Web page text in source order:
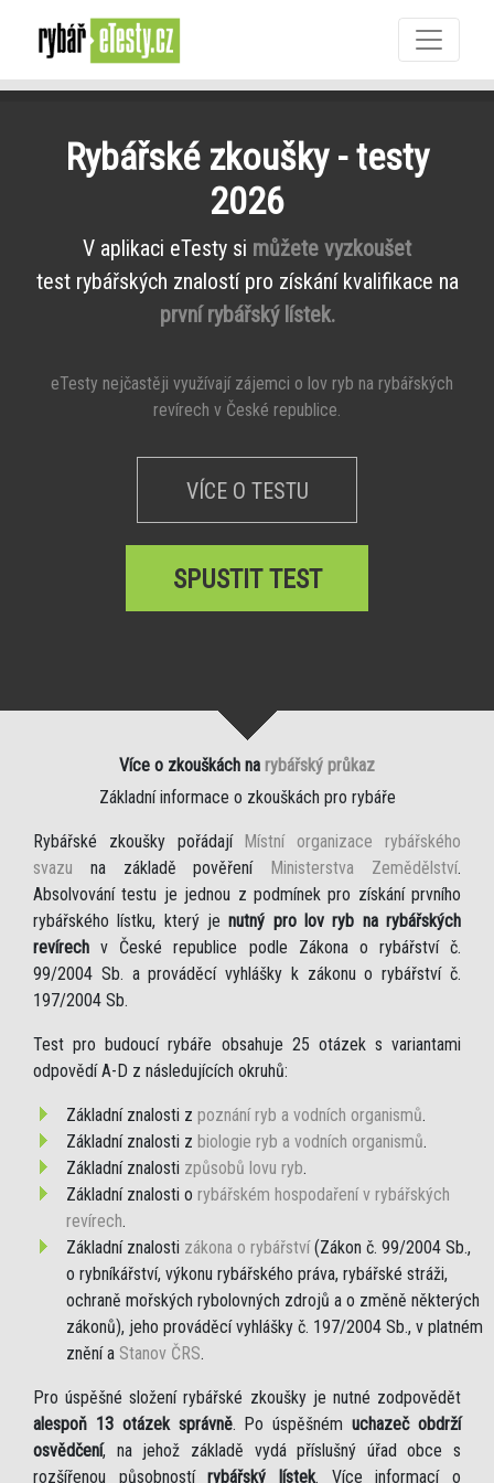
Rybářské zkoušky - testy
2026
V aplikaci eTesty si můžete vyzkoušet
test rybářských znalostí pro získání kvalifikace na
první rybářský lístek.
eTesty nejčastěji využívají zájemci o lov ryb na rybářských
revírech v České republice.
VÍCE O TESTU
SPUSTIT TEST
Více o zkouškách na rybářský průkaz
Základní informace o zkouškách pro rybáře
Rybářské zkoušky pořádají Místní organizace rybářského
svazu na základě pověření Ministerstva Zemědělství.
Absolvování testu je jednou z podmínek pro získání prvního
rybářského lístku, který jenutný pro lov ryb na rybářských
revírech v České republice podle Zákona o rybářství č.
99/2004 Sb. a prováděcí vyhlášky k zákonu o rybářství č.
197/2004 Sb.
Test pro budoucí rybáře obsahuje 25 otázek s variantami
odpovědí A-D z následujících okruhů:
Základní znalosti z poznání ryb a vodních organismů.
Základní znalosti z biologie ryb a vodních organismů.
Základní znalosti způsobů lovu ryb.
Základní znalosti o rybářském hospodaření v rybářských
revírech.
Základní znalosti zákona o rybářství(Zákon č. 99/2004 Sb.,
o rybníkářství, výkonu rybářského práva, rybářské stráži,
ochraně mořských rybolovných zdrojů a o změně některých
zákonů), jeho prováděcí vyhlášky č. 197/2004 Sb., v platném
znění a Stanov ČRS.
Pro úspěšné složení rybářské zkoušky je nutné zodpovědět
alespoň 13 otázek správně. Po úspěšnémuchazeč obdrží
osvědčení, na jehož základě vydá příslušný úřad obce s
rozšířenou působnostírybářský lístek. Více informací o